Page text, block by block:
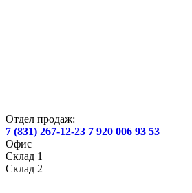
Отдел продаж:
7 (831) 267-12-23 7 920 006 93 53
Офис
Склад 1
Склад 2